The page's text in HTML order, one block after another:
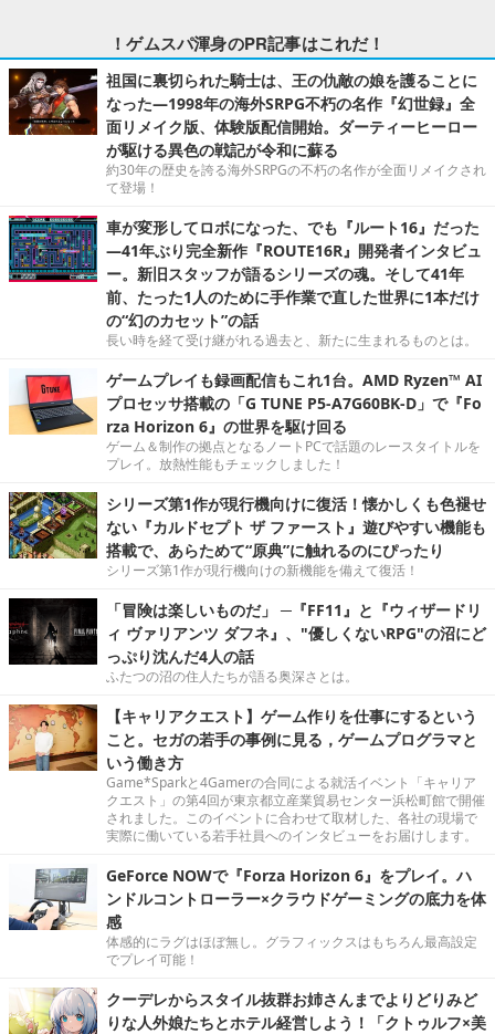
！ゲムスパ渾身のPR記事はこれだ！
祖国に裏切られた騎士は、王の仇敵の娘を護ることに
なった―1998年の海外SRPG不朽の名作『幻世録』全
面リメイク版、体験版配信開始。ダーティーヒーロー
が駆ける異色の戦記が令和に蘇る
約30年の歴史を誇る海外SRPGの不朽の名作が全面リメイクされ
て登場！
車が変形してロボになった、でも『ルート16』だった
―41年ぶり完全新作『ROUTE16R』開発者インタビュ
ー。新旧スタッフが語るシリーズの魂。そして41年
前、たった1人のために手作業で直した世界に1本だけ
の“幻のカセット”の話
長い時を経て受け継がれる過去と、新たに生まれるものとは。
ゲームプレイも録画配信もこれ1台。AMD Ryzen™ AI
プロセッサ搭載の「G TUNE P5-A7G60BK-D」で『Fo
rza Horizon 6』の世界を駆け回る
ゲーム＆制作の拠点となるノートPCで話題のレースタイトルを
プレイ。放熱性能もチェックしました！
シリーズ第1作が現行機向けに復活！懐かしくも色褪せ
ない『カルドセプト ザ ファースト』遊びやすい機能も
搭載で、あらためて“原典”に触れるのにぴったり
シリーズ第1作が現行機向けの新機能を備えて復活！
「冒険は楽しいものだ」 ─『FF11』と『ウィザードリ
ィ ヴァリアンツ ダフネ』、"優しくないRPG"の沼にど
っぷり沈んだ4人の話
ふたつの沼の住人たちが語る奥深さとは。
【キャリアクエスト】ゲーム作りを仕事にするという
こと。セガの若手の事例に見る，ゲームプログラマと
いう働き方
Game*Sparkと4Gamerの合同による就活イベント「キャリア
クエスト」の第4回が東京都立産業貿易センター浜松町館で開催
されました。このイベントに合わせて取材した、各社の現場で
実際に働いている若手社員へのインタビューをお届けします。
GeForce NOWで『Forza Horizon 6』をプレイ。ハ
ンドルコントローラー×クラウドゲーミングの底力を体
感
体感的にラグはほぼ無し。グラフィックスはもちろん最高設定
でプレイ可能！
クーデレからスタイル抜群お姉さんまでよりどりみど
りな人外娘たちとホテル経営しよう！「クトゥルフ×美